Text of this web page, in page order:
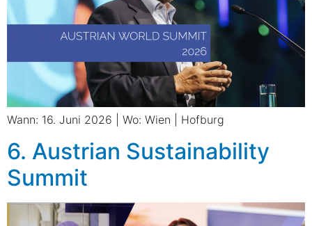
Wann: 16. Juni 2026 | Wo: Wien | Hofburg
6. Austrian Sustainability
Summit